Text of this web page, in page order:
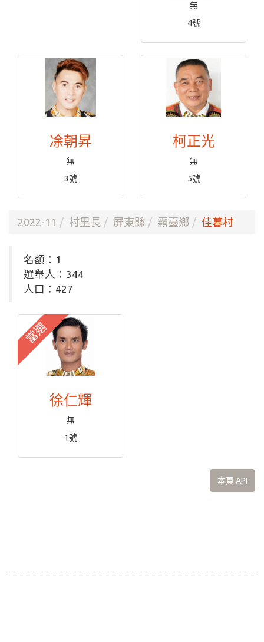
無
4號
凃朝昇
無
3號
柯正光
無
5號
2022-11 村里長 屏東縣 霧臺鄉 佳暮村
名額：1
選舉人：344
人口：427
當選
徐仁輝
無
1號
本頁 API